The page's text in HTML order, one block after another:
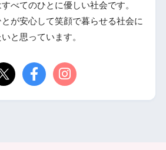
べてのひとに優しい社会です。
が安心して笑顔で暮らせる社会に
と思っています。